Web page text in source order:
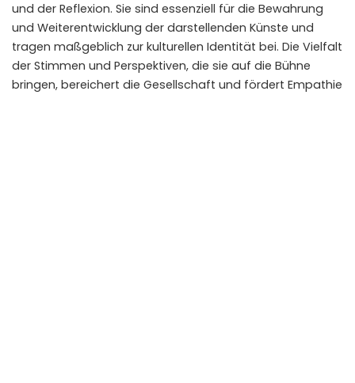
und der Reflexion. Sie sind essenziell für die Bewahrung
und Weiterentwicklung der darstellenden Künste und
tragen maßgeblich zur kulturellen Identität bei. Die Vielfalt
der Stimmen und Perspektiven, die sie auf die Bühne
bringen, bereichert die Gesellschaft und fördert Empathie